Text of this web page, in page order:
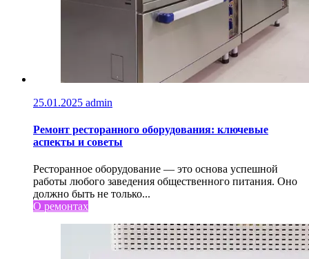
25.01.2025 admin
Ремонт ресторанного оборудования: ключевые
аспекты и советы
Ресторанное оборудование — это основа успешной
работы любого заведения общественного питания. Оно
должно быть не только...
О ремонтах